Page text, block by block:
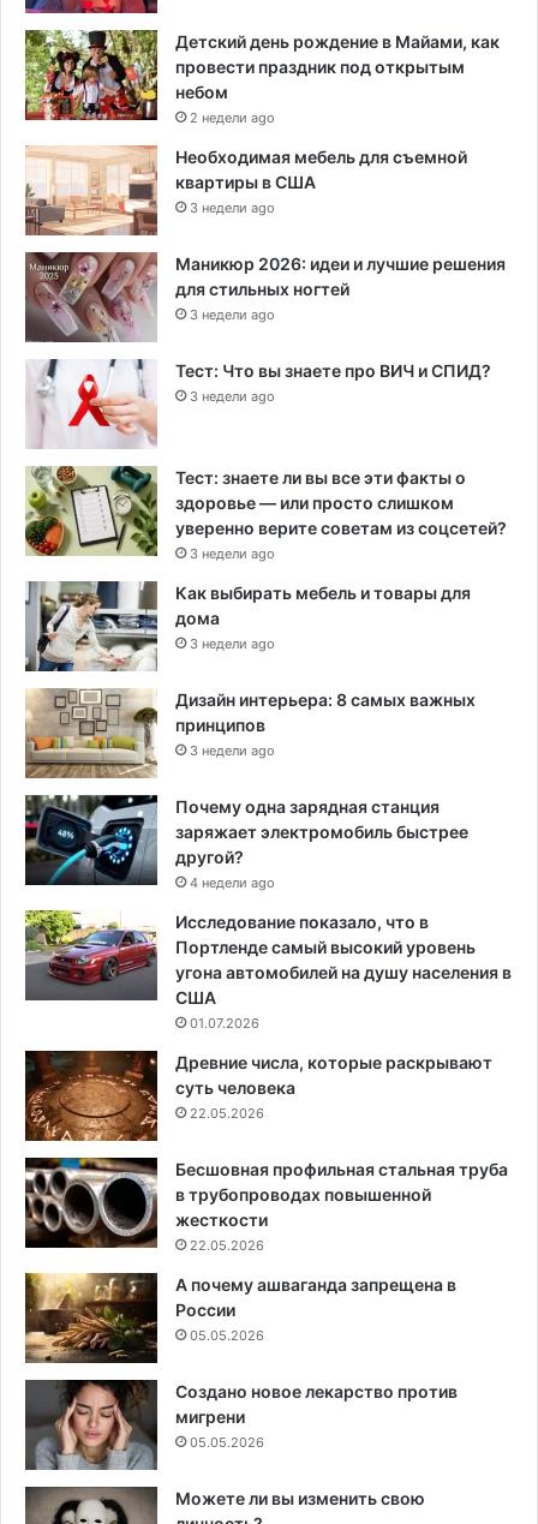
Детский день рождение в Майами, как
провести праздник под открытым
небом
2 недели ago
Необходимая мебель для съемной
квартиры в США
3 недели ago
Маникюр 2026: идеи и лучшие решения
для стильных ногтей
3 недели ago
Тест: Что вы знаете про ВИЧ и СПИД?
3 недели ago
Тест: знаете ли вы все эти факты о
здоровье — или просто слишком
уверенно верите советам из соцсетей?
3 недели ago
Как выбирать мебель и товары для
дома
3 недели ago
Дизайн интерьера: 8 самых важных
принципов
3 недели ago
Почему одна зарядная станция
заряжает электромобиль быстрее
другой?
4 недели ago
Исследование показало, что в
Портленде самый высокий уровень
угона автомобилей на душу населения в
США
01.07.2026
Древние числа, которые раскрывают
суть человека
22.05.2026
Бесшовная профильная стальная труба
в трубопроводах повышенной
жесткости
22.05.2026
А почему ашваганда запрещена в
России
05.05.2026
Создано новое лекарство против
мигрени
05.05.2026
Можете ли вы изменить свою